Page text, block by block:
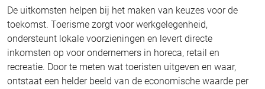
De uitkomsten helpen bij het maken van keuzes voor de
toekomst. Toerisme zorgt voor werkgelegenheid,
ondersteunt lokale voorzieningen en levert directe
inkomsten op voor ondernemers in horeca, retail en
recreatie. Door te meten wat toeristen uitgeven en waar,
ontstaat een helder beeld van de economische waarde per